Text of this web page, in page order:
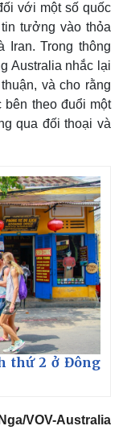
với một số quốc
tưởng vào thỏa
Iran. Trong thông
Australia nhắc lại
và cho rằng
bên theo đuổi một
qua đối thoại và
thứ 2 ở Đông
VOV-Australia